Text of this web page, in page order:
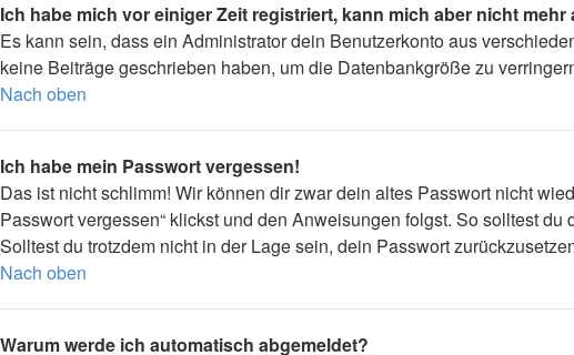
Ich habe mich vor einiger Zeit registriert, kann mich aber nicht mehr
Es kann sein, dass ein Administrator dein Benutzerkonto aus
keine Beiträge geschrieben haben, um die Datenbankgröße zu
Nach oben
Ich habe mein Passwort vergessen!
Das ist nicht schlimm! Wir können dir zwar dein altes Passwort nicht
Passwort vergessen“ klickst und den Anweisungen folgst. So solltest
Solltest du trotzdem nicht in der Lage sein, dein Passwort
Nach oben
Warum werde ich automatisch abgemeldet?